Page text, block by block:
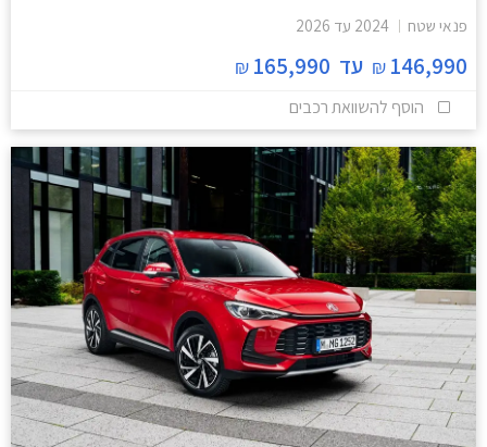
פנאי שטח 2024 עד 2026
146,990
₪ עד 165,990
₪
הוסף להשוואת רכבים